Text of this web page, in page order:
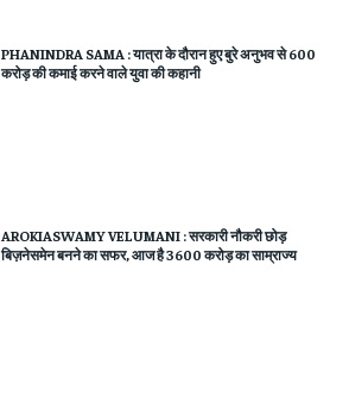
PHANINDRA SAMA : यात्रा के दौरान हुए बुरे अनुभव से 600
करोड़ की कमाई करने वाले युवा की कहानी
AROKIASWAMY VELUMANI : सरकारी नौकरी छोड़
बिज़नेसमेन बनने का सफर, आज है 3600 करोड़ का साम्राज्य